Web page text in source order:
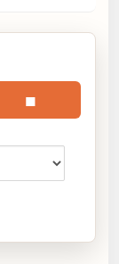
■